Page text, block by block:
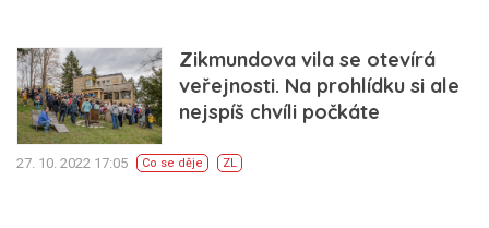
Zikmundova vila se otevírá
veřejnosti. Na prohlídku si ale
nejspíš chvíli počkáte
27. 10. 2022 17:05 Co se děje ZL